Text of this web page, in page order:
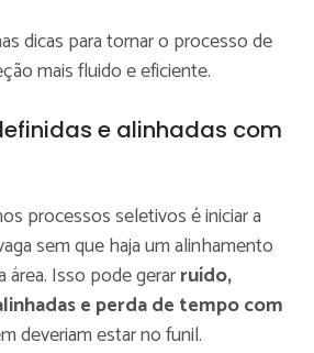
dicas para tornar o processo de
mais fluido e eficiente.
e alinhadas com
processos seletivos é iniciar a
sem que haja um alinhamento
Isso pode gerarruído,
e perda de tempo com
deveriam estar no funil.